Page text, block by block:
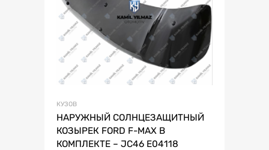
КУЗОВ
НАРУЖНЫЙ СОЛНЦЕЗАЩИТНЫЙ
КОЗЫРЕК FORD F-MAX В
КОМПЛЕКТЕ – JC46 E04118